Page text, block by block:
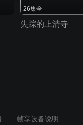
26集全
失踪的上清寺
帧享设备说明